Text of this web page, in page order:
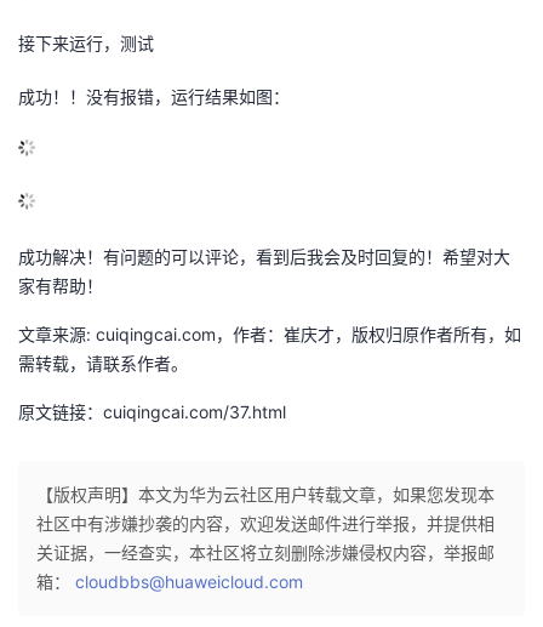
接下来运行，测试
成功！！没有报错，运行结果如图：
成功解决！有问题的可以评论，看到后我会及时回复的！希望对大
家有帮助！
文章来源: cuiqingcai.com，作者：崔庆才，版权归原作者所有，如
需转载，请联系作者。
原文链接：cuiqingcai.com/37.html
【版权声明】本文为华为云社区用户转载文章，如果您发现本
社区中有涉嫌抄袭的内容，欢迎发送邮件进行举报，并提供相
关证据，一经查实，本社区将立刻删除涉嫌侵权内容，举报邮
箱： cloudbbs@huaweicloud.com